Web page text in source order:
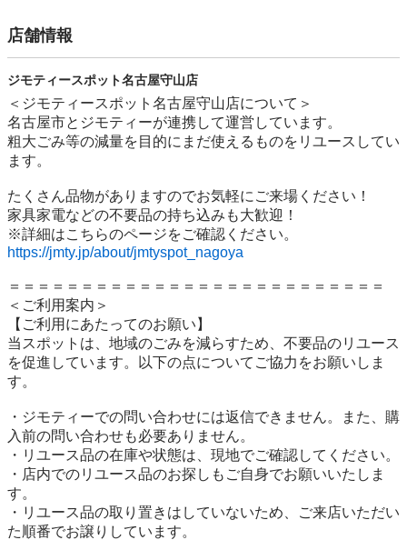
店舗情報
ジモティースポット名古屋守山店
＜ジモティースポット名古屋守山店について＞
名古屋市とジモティーが連携して運営しています。
粗⼤ごみ等の減量を⽬的にまだ使えるものをリユースしてい
ます。
たくさん品物がありますのでお気軽にご来場ください！
家具家電などの不要品の持ち込みも大歓迎！
https://jmty.jp/about/jmtyspot_nagoya
＝＝＝＝＝＝＝＝＝＝＝＝＝＝＝＝＝＝＝＝＝＝＝＝＝＝
＜ご利用案内＞
【ご利用にあたってのお願い】
当スポットは、地域のごみを減らすため、不要品のリユース
を促進しています。以下の点についてご協力をお願いしま
す。
・ジモティーでの問い合わせには返信できません。また、購
入前の問い合わせも必要ありません。
・リユース品の在庫や状態は、現地でご確認してください。
・店内でのリユース品のお探しもご自身でお願いいたしま
す。
・リユース品の取り置きはしていないため、ご来店いただい
た順番でお譲りしています。